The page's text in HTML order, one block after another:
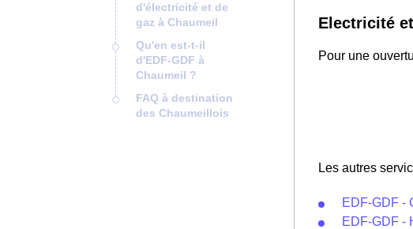
d'électricité et de
gaz à Chaumeil
Qu'en est-t-il
d'EDF-GDF à
Chaumeil ?
FAQ à destination
des Chaumeillois
Electricité
Pour une
Les autres
EDF-GDF -
EDF-GDF -